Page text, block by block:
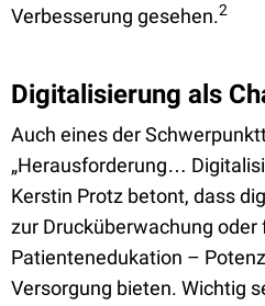
Verbesserung gesehen.2
Digitalisierung als
Auch eines der
„Herausforderung…
Kerstin Protz betont, dass
zur Drucküberwachung oder
Patientenedukation –
Versorgung bieten. Wichtig